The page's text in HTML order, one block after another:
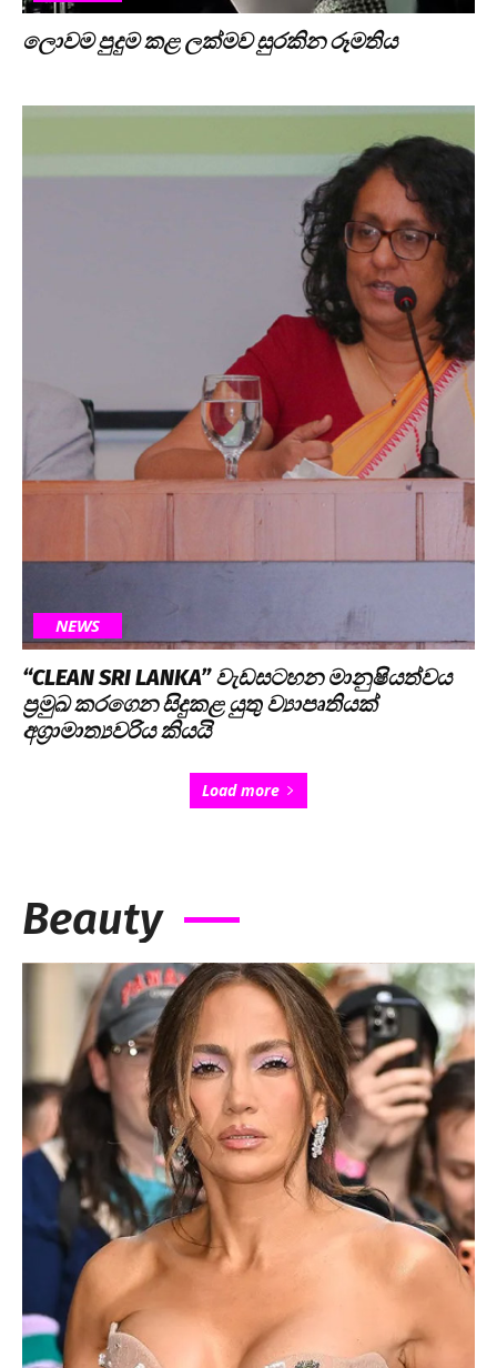
ලොවම පුදුම කළ ලක්මව සුරකින රූමතිය
NEWS
“CLEAN SRI LANKA” වැඩසටහන මානුෂියත්වය
ප්‍රමුඛ කරගෙන සිදුකළ යුතු ව්‍යාපෘතියක්
අග්‍රාමාත්‍යවරිය කියයි
Load more
Beauty